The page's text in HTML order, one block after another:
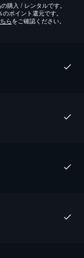
購入 / レンタルです。
ポイント還元です。
らをご確認ください。